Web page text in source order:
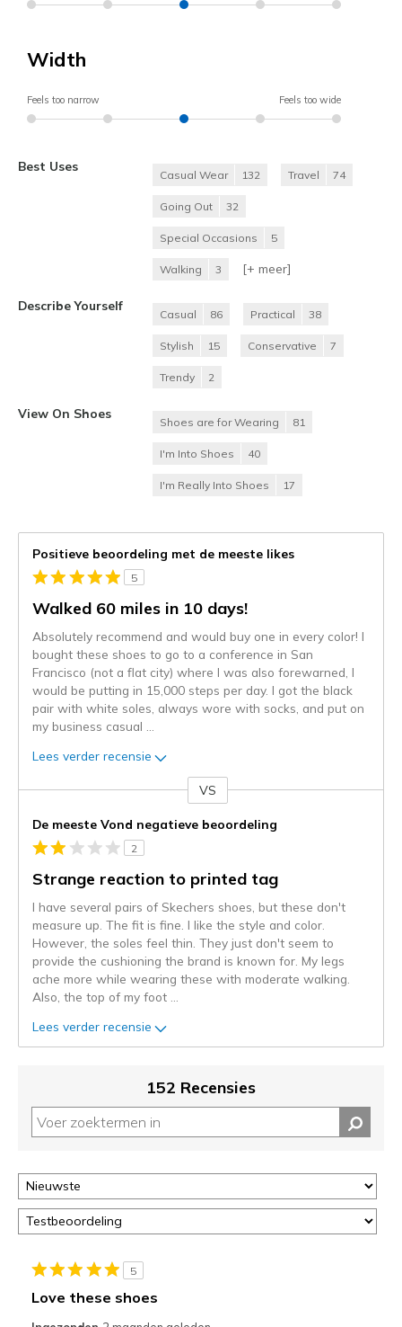
Width
Feels too narrow Feels too wide
Best Uses
Casual Wear 132 Travel 74
Going Out 32
Special Occasions 5
Walking 3 [+ meer]
Describe Yourself
Casual 86 Practical 38
Stylish 15 Conservative 7
Trendy 2
View On Shoes
Shoes are for Wearing 81
I'm Into Shoes 40
I'm Really Into Shoes 17
Positieve beoordeling met de meeste likes
5
Walked 60 miles in 10 days!
Absolutely recommend and would buy one in every color! I
bought these shoes to go to a conference in San
Francisco (not a flat city) where I was also forewarned, I
would be putting in 15,000 steps per day. I got the black
pair with white soles, always wore with socks, and put on
my business casual
Lees verder recensie
content
wordt
momenteel
gemigreerd
de
niejee
page_id.
kunt
de
status
van
deze
of
door
<a
href="javascript:location.href=location.pathname;">hier</a>
page
met
VS
De meeste Vond negatieve beoordeling
2
Strange reaction to printed tag
I have several pairs of Skechers shoes, but these don't
measure up. The fit is fine. I like the style and color.
However, the soles feel thin. They just don't seem to
provide the cushioning the brand is known for. My legs
ache more while wearing these with moderate walking.
Also, the top of my foot
Lees verder recensie
152 Recensies
5
Love these shoes